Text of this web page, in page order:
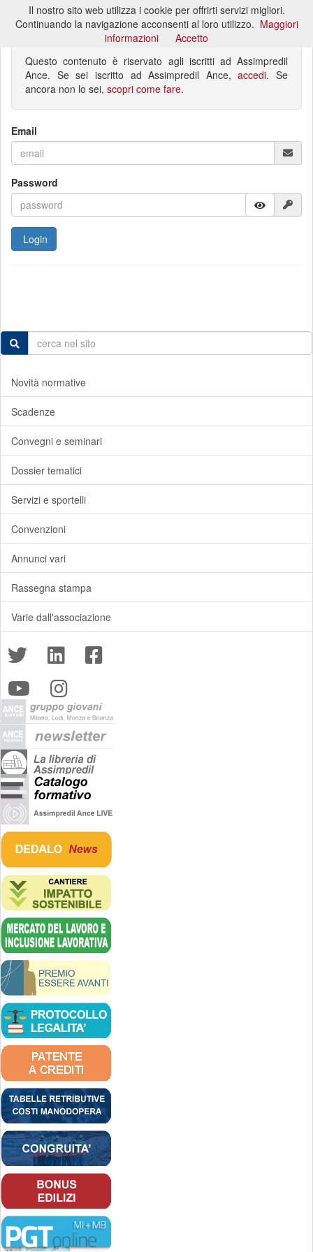
Questo contenuto è riservato agli iscritti ad Assimpredil
Ance. Se sei iscritto ad Assimpredil Ance,accedi. Se
ancora non lo sei, scopri come fare.
Email
Password
Login
Novità normative
Scadenze
Convegni e seminari
Dossier tematici
Servizi e sportelli
Convenzioni
Annunci vari
Rassegna stampa
Varie dall'associazione
Il nostro sito web utilizza i cookie per offrirti servizi migliori.
Continuando la navigazione acconsenti al loro utilizzo. Maggiori
informazioni
Accetto